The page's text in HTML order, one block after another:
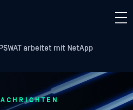
arbeitet mit NetApp